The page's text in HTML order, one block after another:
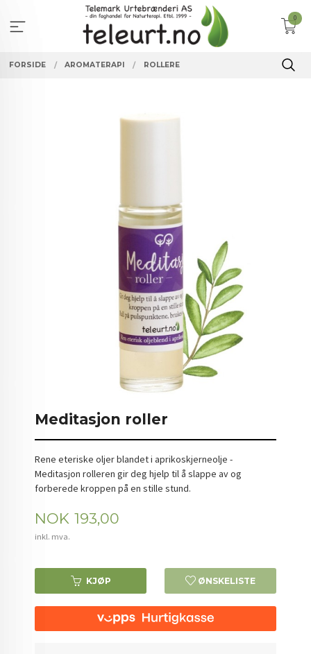
innholdet
0
FORSIDE AROMATERAPI ROLLERE
Meditasjon roller
Rene eteriske oljer blandet i aprikoskjerneolje -
Meditasjon rolleren gir deg hjelp til å slappe av og
forberede kroppen på en stille stund.
Pris
NOK 193,00
inkl. mva.
KJØP ØNSKELISTE